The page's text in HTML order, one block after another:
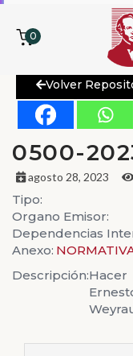
0
Volver
0500-
agosto 28, 2023
Tipo:
Organo Emisor:
Dependencias
Anexo:
Descripción: